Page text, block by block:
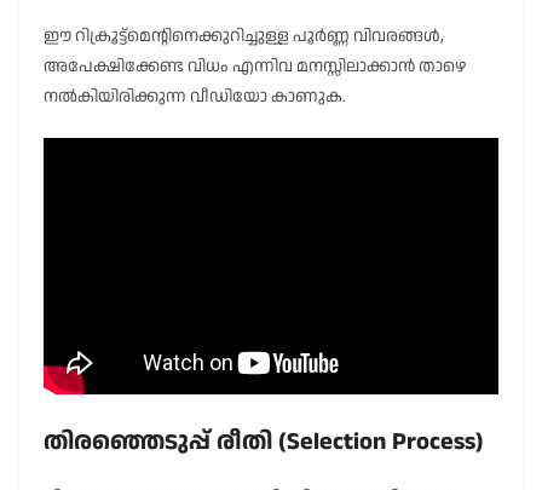
ഈ റിക്രൂട്ട്മെന്റിനെക്കുറിച്ചുള്ള പൂർണ്ണ വിവരങ്ങൾ,
അപേക്ഷിക്കേണ്ട വിധം എന്നിവ മനസ്സിലാക്കാൻ താഴെ
നൽകിയിരിക്കുന്ന വീഡിയോ കാണുക.
തിരഞ്ഞെടുപ്പ് രീതി (Selection Process)